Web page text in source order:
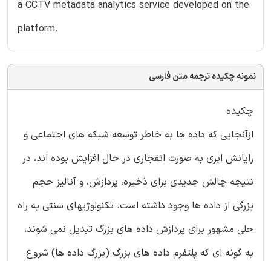
a CCTV metadata analytics service developed on the
platform.
نمونه چکیده ترجمه متن فارسی
چکیده
ازآنجایی که داده ها به خاطر توسعه شبکه های اجتماعی و
رایانش ابری به صورت انفجاری در حال افزایش بوده اند، در
نتیجه چالش جدیدی برای ذخیره، پردازش، و آنالیز حجم
بزرگی از داده ها وجود داشته است. تکنولوژیهای سنتی به راه
حلی مشهور برای پردازش داده های بزرگ تبدیل نمی شوند،
به گونه ای که پلتفرم داده های بزرگ (بزرگ داده ها) شروع